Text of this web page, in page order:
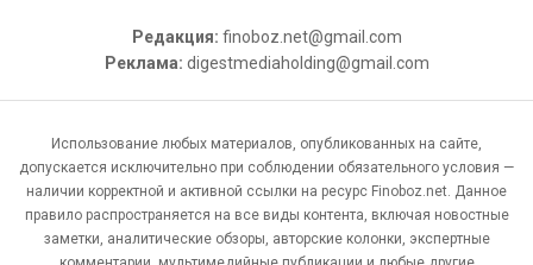
Редакция: finoboz.net@gmail.com
Реклама: digestmediaholding@gmail.com
Использование любых материалов, опубликованных на сайте,
допускается исключительно при соблюдении обязательного условия —
наличии корректной и активной ссылки на ресурс Finoboz.net. Данное
правило распространяется на все виды контента, включая новостные
заметки, аналитические обзоры, авторские колонки, экспертные